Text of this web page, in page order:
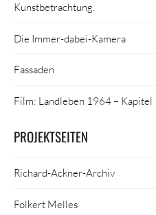
Kunstbetrachtung.
Die Immer-dabei-Kamera
Fassaden
Film: Landleben 1964 –
PROJEKTSEITEN
Richard-Ackner-Archiv
Folkert Melles